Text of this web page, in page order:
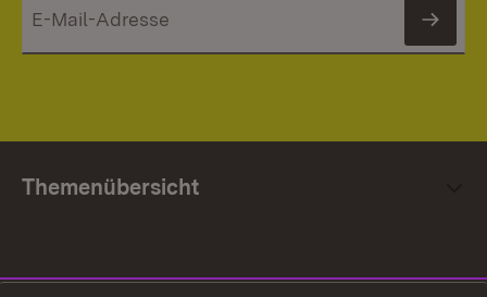
Themenübersicht